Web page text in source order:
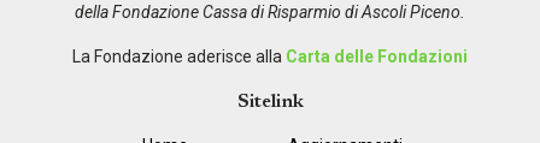
della Fondazione Cassa di Risparmio di Ascoli Piceno.
La Fondazione aderisce alla Carta delle Fondazioni
Sitelink